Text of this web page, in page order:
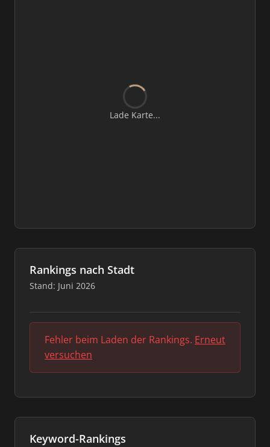
Lade Karte...
Rankings nach Stadt
Stand: Juni 2026
Fehler beim Laden der Rankings. Erneut
versuchen
Keyword-Rankings